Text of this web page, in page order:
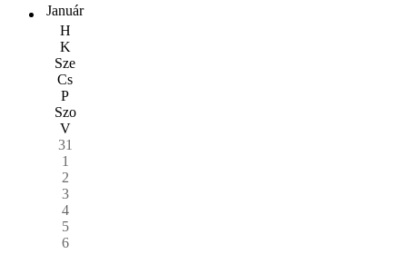
Január
H
K
Sze
Cs
P
Szo
V
31
1
2
3
4
5
6